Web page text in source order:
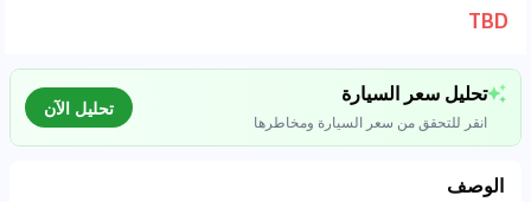
TBD
تحليل سعر السيارة
انقر للتحقق من سعر السيارة ومخاطرها
تحليل الآن
الوصف